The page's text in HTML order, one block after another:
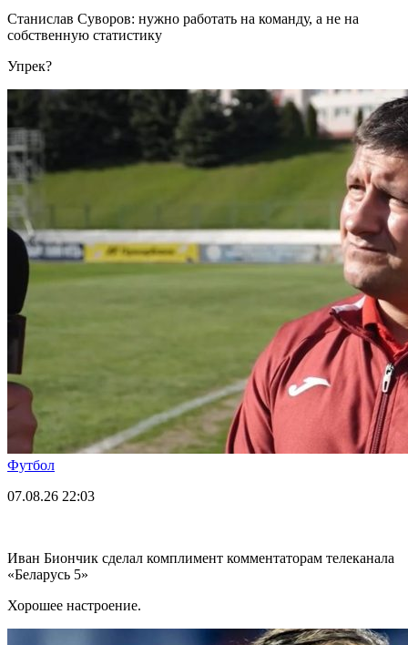
Станислав Суворов: нужно работать на команду, а не на
собственную статистику
Упрек?
Футбол
07.08.26 22:03
Иван Биончик сделал комплимент комментаторам телеканала
«Беларусь 5»
Хорошее настроение.